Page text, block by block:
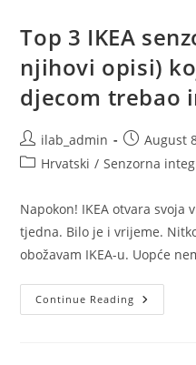
Top 3 IKEA
njihovi opisi)
djecom trebao
Post
author:
ilab_admin
Post
published:
August
PostHrvatski / Senzorna
Napokon! IKEA otvara svoja
tjedna. Bilo je i vrijeme.
obožavam IKEA-u. Uopće
Continue Reading Top
3